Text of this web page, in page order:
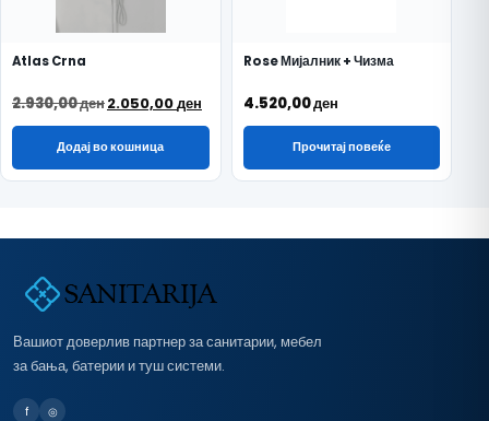
Atlas Crna
2.930,00денOriginal price was: 2.930,00 ден.
2.050,00ден Current price is: 2.050,00 ден.
Додај во кошница
Rose Мијалник + Чизма
4.520,00ден
Прочитај повеќе
Вашиот доверлив партнер за санитарии, мебел
за бања, батерии и туш системи.
f ◎